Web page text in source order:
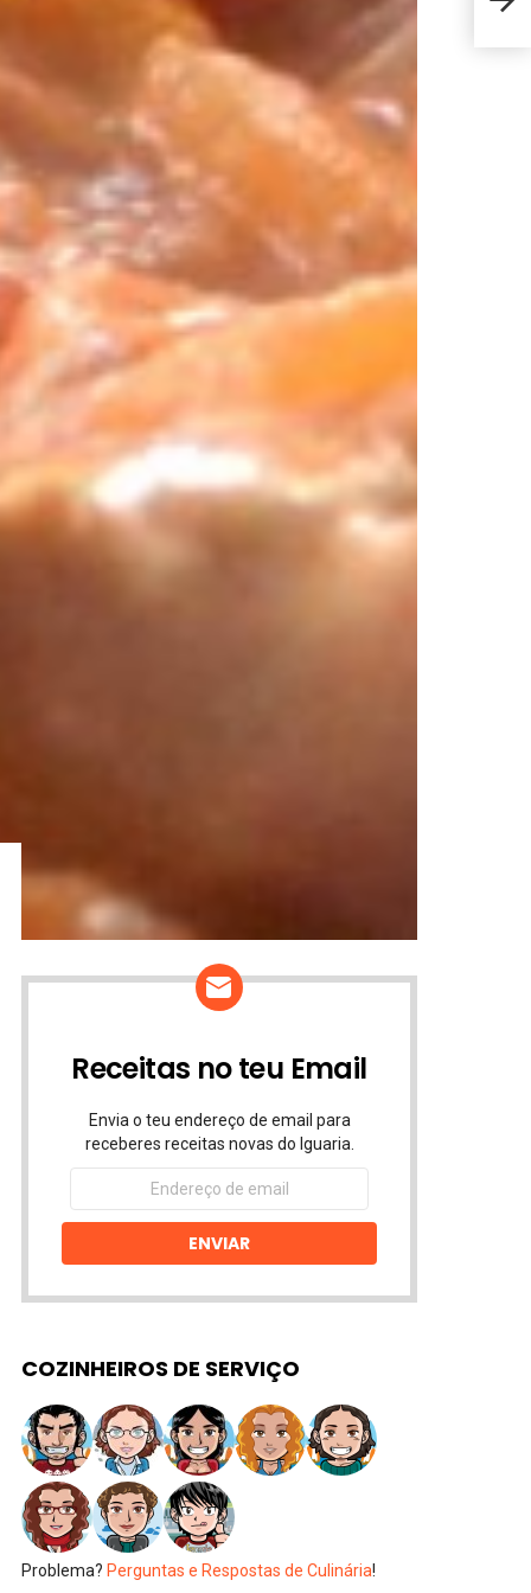
Receitas no teu Email
Envia o teu endereço de email para
receberes receitas novas do Iguaria.
Endereço
email
ENVIAR
COZINHEIROS DE SERVIÇO
Problema? Perguntas e Respostas de Culinária!